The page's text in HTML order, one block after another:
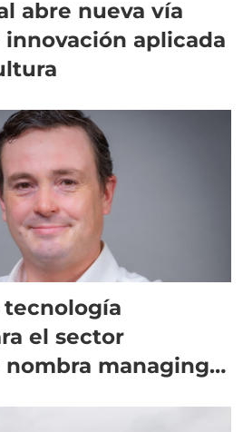
abre nueva vía
aplicada
el sector
managing